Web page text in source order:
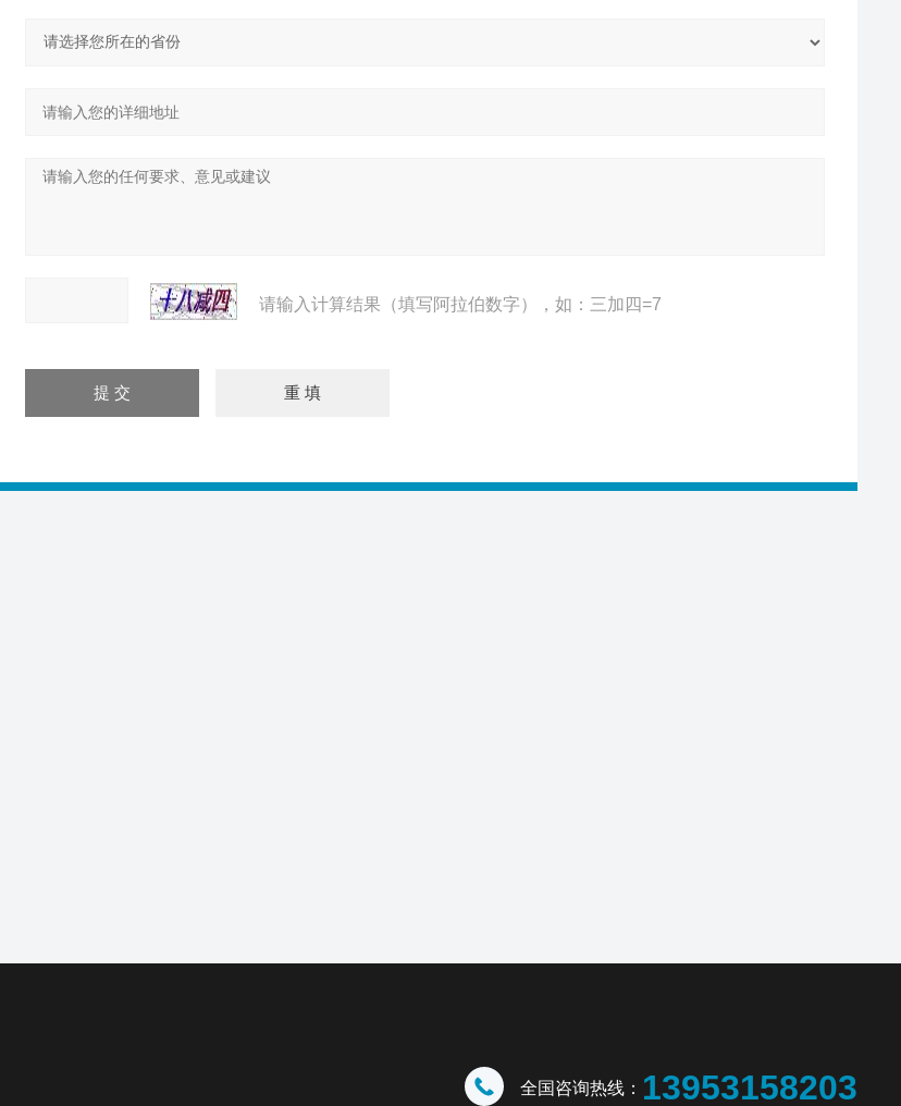
请输入计算结果（填写阿拉伯数字），如：三加四=7
全国咨询热线： 13953158203